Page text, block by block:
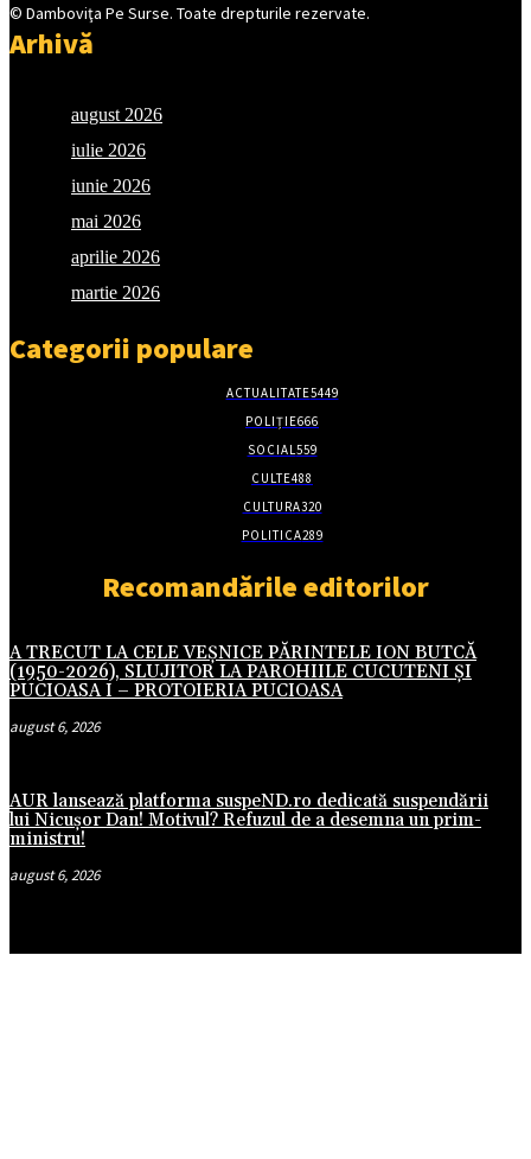
© Damboviţa Pe Surse. Toate drepturile rezervate.
Arhivă
august 2026
iulie 2026
iunie 2026
mai 2026
aprilie 2026
martie 2026
Categorii populare
ACTUALITATE5449
POLIȚIE666
SOCIAL 559
CULTE488
CULTURA320
POLITICA289
Recomandările editorilor
A TRECUT LA CELE VEȘNICE PĂRINTELE ION BUTCĂ
(1950-2026), SLUJITOR LA PAROHIILE CUCUTENI ȘI
PUCIOASA I – PROTOIERIA PUCIOASA
august 6, 2026
AUR lansează platforma suspeND.ro dedicată suspendării
lui Nicușor Dan! Motivul? Refuzul de a desemna un prim-
ministru!
august 6, 2026